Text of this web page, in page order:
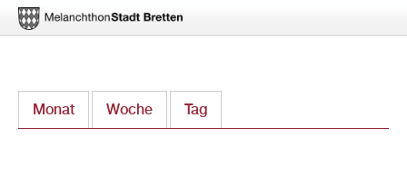
zum
Monat Woche Tag